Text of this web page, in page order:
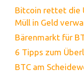
Bitcoin rettet die
Müll in Geld
Bärenmarkt für
6 Tipps zum
BTC am